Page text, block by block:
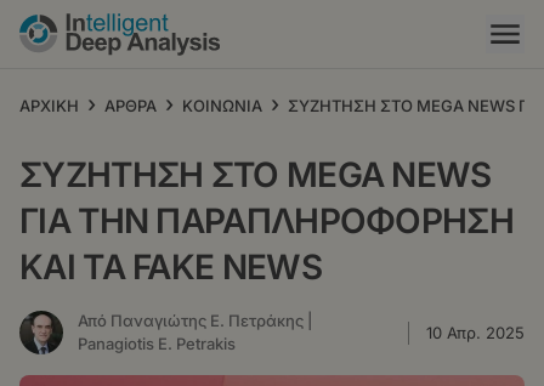
Παράκαμψη
προς
κυρίως
ΑΡΧΙΚΗ › ΑΡΘΡΑ › ΚΟΙΝΩΝΙΑ › ΣΥΖΗΤΗΣΗ ΣΤΟ MEGA NEWS
ΣΥΖΗΤΗΣΗ ΣΤΟ MEGA NEWS
ΓΙΑ ΤΗΝ ΠΑΡΑΠΛΗΡΟΦΟΡΗΣΗ
ΚΑΙ ΤΑ FAKE NEWS
Από Παναγιώτης Ε. Πετράκης |
Panagiotis E. Petrakis
10 Απρ. 2025